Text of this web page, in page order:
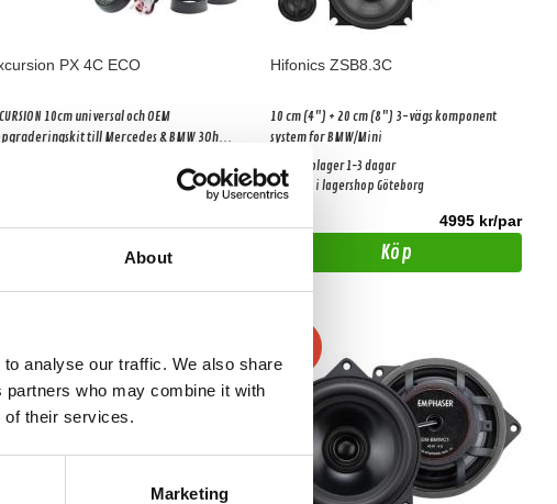
About
analyse our traffic. We also share
who may combine it with
of their services.
Marketing
PX 4C ECO
10cm universal och OEM
till Mercedes & BMW 3Ohm -
Köp
Hifonics ZSB8.3C
10 cm (4") + 20 cm (8") 3-vägs komponent
system for BMW/Mini
Snabblager 1-3 dagar
Finns i lagershop Göteborg
4995 kr/par
Köp